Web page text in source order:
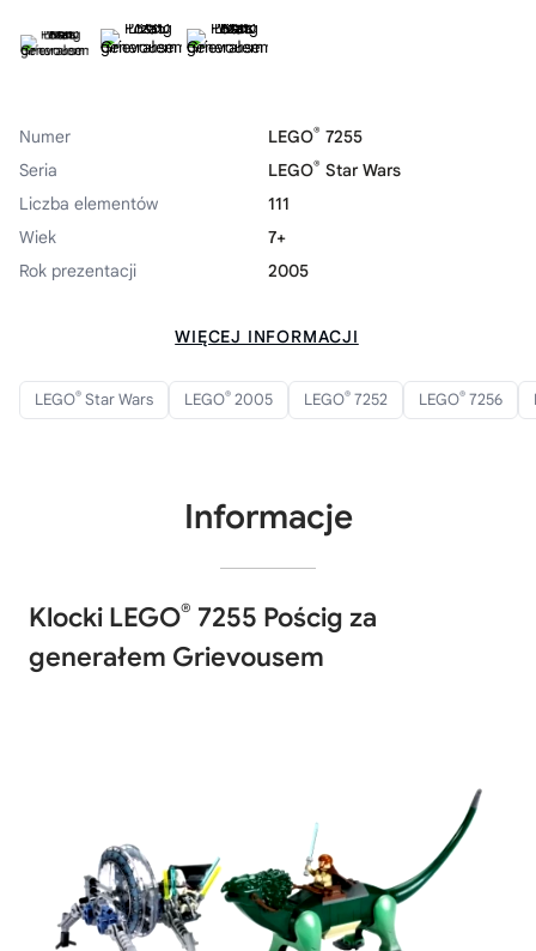
Numer LEGO® 7255
Seria
LEGO® Star Wars
Liczba elementów
111
Wiek
7+
Rok prezentacji
2005
WIĘCEJ INFORMACJI
LEGO® Star Wars LEGO® 2005 LEGO® 7252 LEGO® 7256
Informacje
Klocki LEGO® 7255 Pościg za
generałem Grievousem